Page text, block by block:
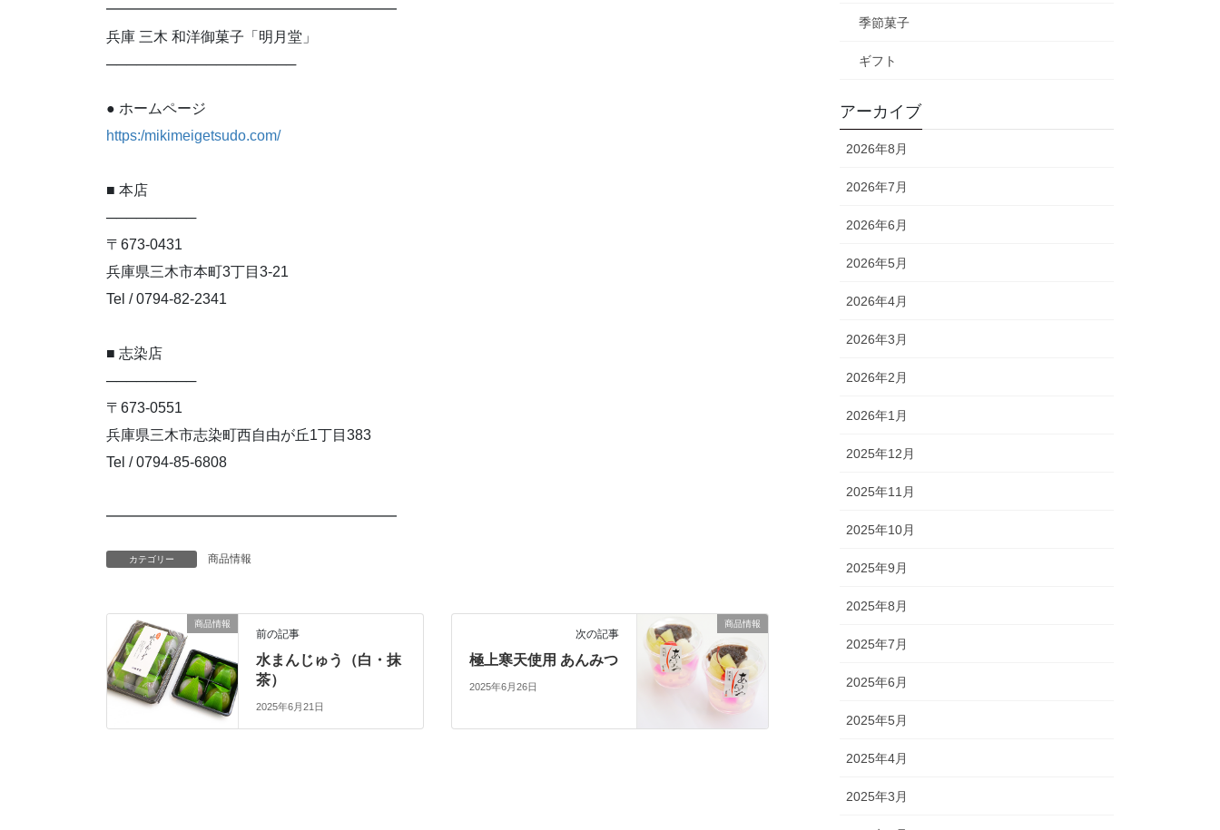
━━━━━━━━━━━━━━━━━━━━
兵庫 三木 和洋御菓子「明月堂」
───────────────────
● ホームページ
https:/mikimeigetsudo.com/
■ 本店
─────────
〒673-0431
兵庫県三木市本町3丁目3-21
Tel / 0794-82-2341
■ 志染店
─────────
〒673-0551
兵庫県三木市志染町西自由が丘1丁目383
Tel / 0794-85-6808
━━━━━━━━━━━━━━━━━━━━
カテゴリー 商品情報
商品情報
前の記事
水まんじゅう（白・抹
茶）
2025年6月21日
商品情報
次の記事
極上寒天使用 あんみつ
2025年6月26日
季節菓子
ギフト
アーカイブ
2026年8月
2026年7月
2026年6月
2026年5月
2026年4月
2026年3月
2026年2月
2026年1月
2025年12月
2025年11月
2025年10月
2025年9月
2025年8月
2025年7月
2025年6月
2025年5月
2025年4月
2025年3月